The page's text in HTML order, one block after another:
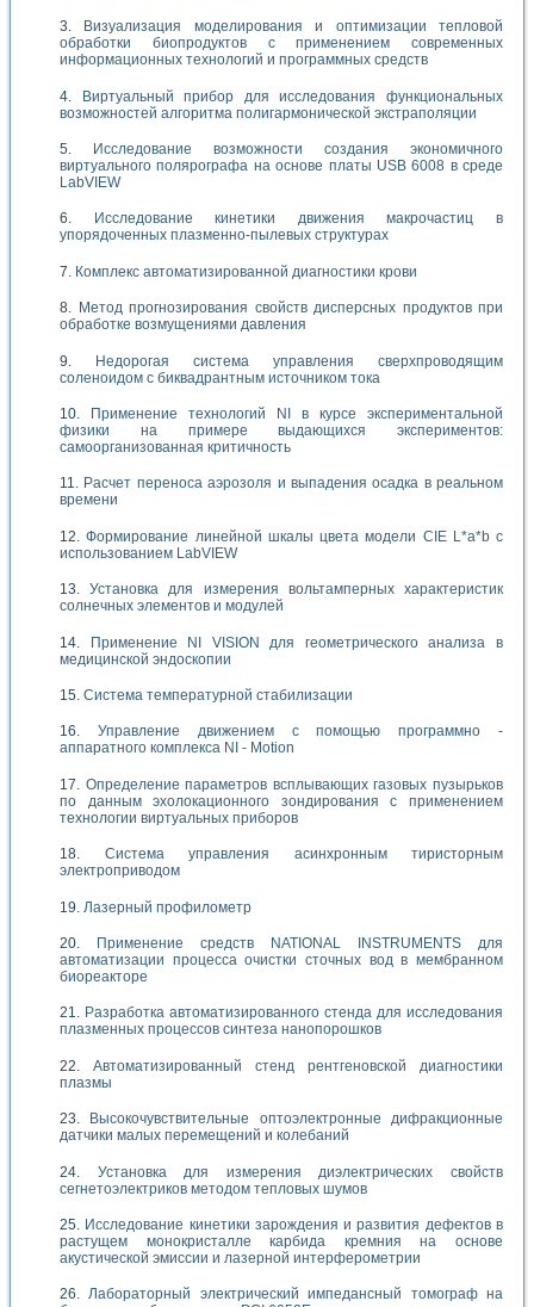
Визуализация моделирования и оптимизации тепловой
обработки биопродуктов с применением современных
информационных технологий и программных средств
Виртуальный прибор для исследования функциональных
возможностей алгоритма полигармонической экстраполяции
Исследование возможности создания экономичного
виртуального полярографа на основе платы USB 6008 в среде
LabVIEW
Исследование кинетики движения макрочастиц в
упорядоченных плазменно-пылевых структурах
Комплекс автоматизированной диагностики крови
Метод прогнозирования свойств дисперсных продуктов при
обработке возмущениями давления
Недорогая система управления сверхпроводящим
соленоидом с биквадрантным источником тока
Применение технологий NI в курсе экспериментальной
физики на примере выдающихся экспериментов:
самоорганизованная критичность
Расчет переноса аэрозоля и выпадения осадка в реальном
времени
Формирование линейной шкалы цвета модели CIE L*a*b с
использованием LabVIEW
Установка для измерения вольтамперных характеристик
солнечных элементов и модулей
Применение NI VISION для геометрического анализа в
медицинской эндоскопии
Система температурной стабилизации
Управление движением с помощью программно -
аппаратного комплекса NI - Motion
Определение параметров всплывающих газовых пузырьков
по данным эхолокационного зондирования с применением
технологии виртуальных приборов
Система управления асинхронным тиристорным
электроприводом
Лазерный профилометр
Применение средств NATIONAL INSTRUMENTS для
автоматизации процесса очистки сточных вод в мембранном
биореакторе
Разработка автоматизированного стенда для исследования
плазменных процессов синтеза нанопорошков
Автоматизированный стенд рентгеновской диагностики
плазмы
Высокочувствительные оптоэлектронные дифракционные
датчики малых перемещений и колебаний
Установка для измерения диэлектрических свойств
сегнетоэлектриков методом тепловых шумов
Исследование кинетики зарождения и развития дефектов в
растущем монокристалле карбида кремния на основе
акустической эмиссии и лазерной интерферометрии
Лабораторный электрический импедансный томограф на